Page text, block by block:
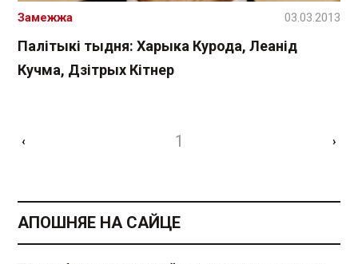
Палітыкі тыдня: Харыка Курода, Леанід
Кучма, Дзітрых Кітнер
Замежжа 03.03.2013
‹ 1 ›
АПОШНЯЕ НА САЙЦЕ